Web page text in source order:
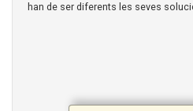
han de ser diferents les seves